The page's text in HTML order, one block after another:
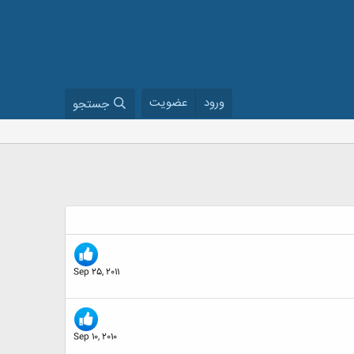
ورود عضویت جستجو
Sep 25, 2011
Sep 10, 2010